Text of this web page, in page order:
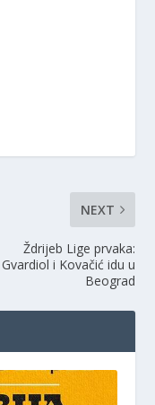
NEXT
Ždrijeb Lige prvaka:
Gvardiol i Kovačić idu u
Beograd